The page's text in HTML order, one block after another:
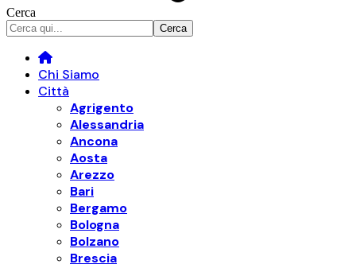
Cerca
Chi Siamo
Città
Agrigento
Alessandria
Ancona
Aosta
Arezzo
Bari
Bergamo
Bologna
Bolzano
Brescia